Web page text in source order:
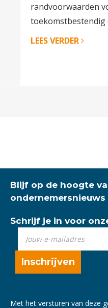
randvoorwaarden
toekomstbestendig
LEES VERDER
Blijf op de hoogte
Schrijf je in voor
Met het versturen van deze